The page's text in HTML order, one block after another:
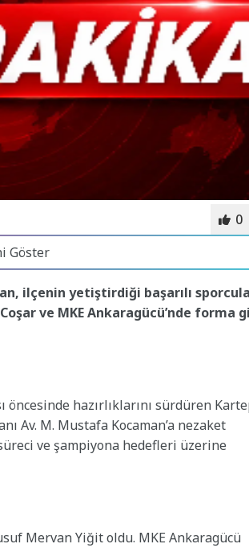
0
Göster
ilçenin yetiştirdiği başarılı
ve MKE Ankaragücü’nde forma
öncesinde hazırlıklarını sürdüren
Av. M. Mustafa Kocaman’a nezaket
ve şampiyona hedefleri üzerine
Mervan Yiğit oldu. MKE Ankaragücü